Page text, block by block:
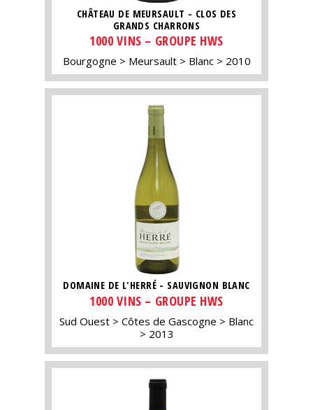
CHÂTEAU DE MEURSAULT - CLOS DES
GRANDS CHARRONS
1000 VINS – GROUPE HWS
Bourgogne Meursault Blanc 2010
DOMAINE DE L'HERRÉ - SAUVIGNON BLANC
1000 VINS – GROUPE HWS
Sud Ouest Côtes de Gascogne
Blanc
2013